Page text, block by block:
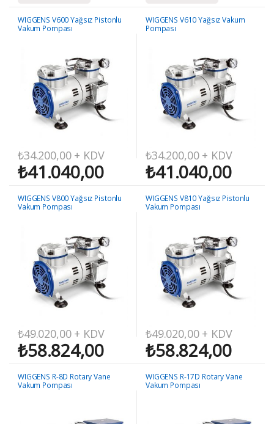
WIGGENS V600 Yağsız Pistonlu
Vakum Pompası
₺34.200,00+ KDV
₺41.040,00
WIGGENS V610 Yağsız Vakum
Pompası
₺34.200,00+ KDV
₺41.040,00
WIGGENS V800 Yağsız Pistonlu
Vakum Pompası
₺49.020,00+ KDV
₺58.824,00
WIGGENS V810 Yağsız Pistonlu
Vakum Pompası
₺49.020,00+ KDV
₺58.824,00
WIGGENS R-8D Rotary Vane
Vakum Pompası
WIGGENS R-17D Rotary Vane
Vakum Pompası